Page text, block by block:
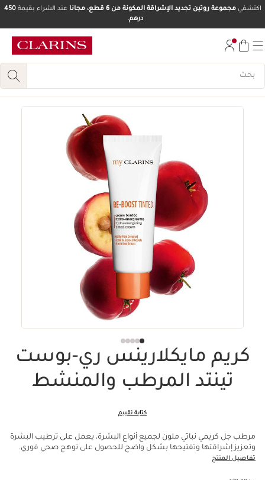
انتقل إلى أسفل الصفحة
اكتشفيمجموعة روتين تجديد الإشراقة المكونة من 6 قطع، مجانا عند الشراء بقيمة450
درهم.
كريم مايكلارينس ري-بوست
تينتد المرطب والمنشط
كتابة تقييم
مرطب جل كريمي نباتي ملون لجميع أنواع البشرة، يعمل على ترطيب البشرة
وتعزيز إشراقتها وتفتيحها بشكل واضح للحصول على توهج صحي فوري.
تفاصيل المنتج